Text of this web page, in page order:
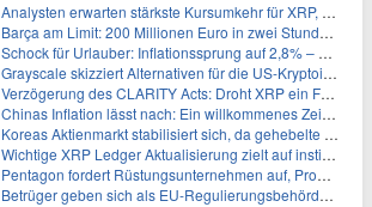
Analysten erwarten stärkste Kursumkehr für XRP, während Polymarket skeptisch bleibt
Barça am Limit: 200 Millionen Euro in zwei Stunden – warum dieser Schuldentrip hochgefährlich wird
Schock für Urlauber: Inflationssprung auf 2,8% – Diese Preise explodieren jetzt
Grayscale skizziert Alternativen für die US-Kryptoindustrie ohne CLARITY Act
Verzögerung des CLARITY Acts: Droht XRP ein Fall unter die $1-Marke?
Chinas Inflation lässt nach: Ein willkommenes Zeichen für Investoren angesichts der Folgen des Öl-Schocks
Koreas Aktienmarkt stabilisiert sich, da gehebelte Positionen abgebaut werden
Wichtige XRP Ledger Aktualisierung zielt auf institutionelle Akzeptanz ab
Pentagon fordert Rüstungsunternehmen auf, Produktion angesichts eskalierender globaler Spannungen zu steigern
Betrüger geben sich als EU-Regulierungsbehörden aus, um Krypto-Nutzer nach MiCA-Deadline ins Visier zu nehmen